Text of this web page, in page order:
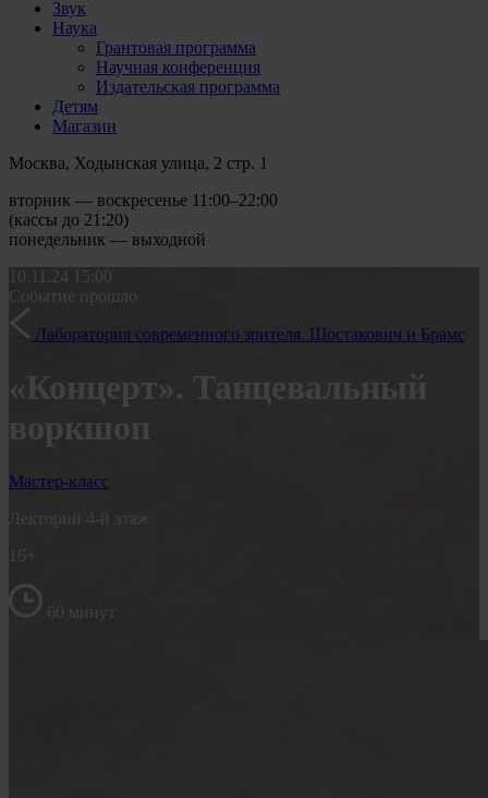
Звук
Наука
Грантовая программа
Научная конференция
Издательская программа
Детям
Магазин
Москва, Ходынская улица, 2 стр. 1
вторник — воскресенье 11:00–22:00
(кассы до 21:20)
понедельник — выходной
10.11.24 15:00
Событие прошло
Лаборатория современного зрителя. Шостакович и Брамс
«Концерт». Танцевальный
воркшоп
Мастер-класс
Лекторий 4-й этаж
16+
60 минут